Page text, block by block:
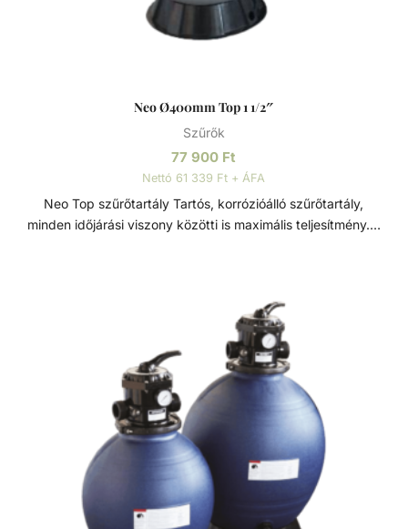
szennyeződéseket is kiszűrhetik a vízből, amelyek így
fennakadnak a szűrőközegen.
Neo Ø400mm Top 1 1/2″
Szűrők
77 900 Ft
Nettó 61 339 Ft + ÁFA
Neo Top szűrőtartály Tartós, korrózióálló szűrőtartály,
minden időjárási viszony közötti is maximális teljesítmény. 7
szervizeléshez. A felső diffúzor biztosítja a víz egyenletes
eloszlását a homokágy tetején; ami sima, szabadon áramló
teljesítményt biztosít. Precíziósan megtervezett öntisztító
oldalsó csatornák a kiegyensúlyozott áramlás és
visszamosás, valamint a könnyű szervizelhetőség
folyamatos vízforgatással és szűréssel tudjuk fenn tartani.
Az álló vízben, melyet süt a nap, könnyedén
elszaporodhatnak az algák és más szennyeződések,
melyek nem csak a látványt rontják, de a fürdőzők
egészségére is veszélyesek lehetnek. A szűrőtartály a